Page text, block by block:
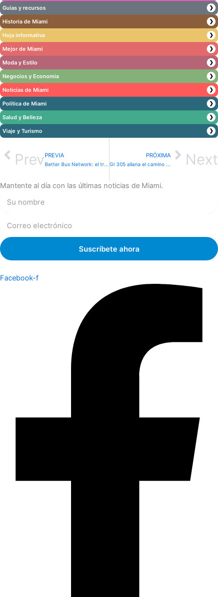
Guías y recursos ❯
Historia de Miami ❯
Hoja informativa ❯
Mejor de Miami ❯
Moda y Estilo ❯
Negocios y Economia ❯
Noticias de Miami ❯
Política de Miami ❯
Salud y Belleza ❯
Viaje y Turismo ❯
Prev PREVIA
Better Bus Network: el transporte público de Miami-Dade ofrece a los viajeros viajes gratuitos hasta el 31 de diciembre
PRÓXIMA
GI 305 allana el camino para la igualdad económica en Miami-Dade con un programa de ingresos garantizados Next
Mantente al día con las últimas noticias de Miami.
Facebook-f